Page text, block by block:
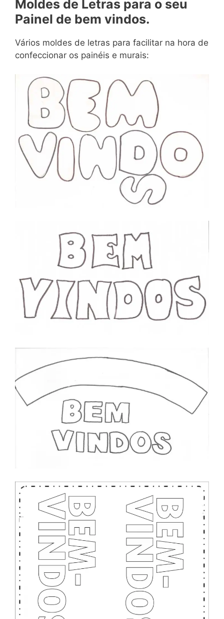
Moldes de Letras para o seu
Painel de bem vindos.
Vários moldes de letras para facilitar na hora de
confeccionar os painéis e murais: